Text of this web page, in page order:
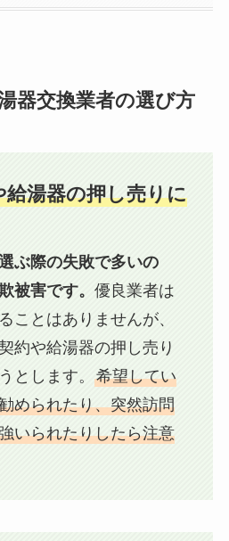
器交換業者の選び方
給湯器の押し売りに
ぶ際の失敗で多いの
被害です。 優良業者は
ことはありませんが、
約や給湯器の押し売り
とします。 希望してい
められたり、突然訪問
いられたりしたら注意